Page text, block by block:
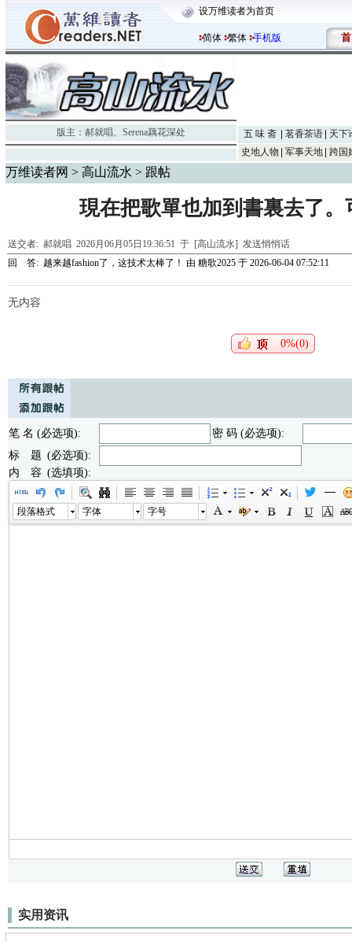
设万维读者为首页
简体 繁体 手机版 首
版主： 郝就唱、 Serena藕花深处 五 味 斋 茗香茶语
天下
史地人物
军事天地 跨国
万维读者网 > 高山流水 > 跟帖
現在把歌單也加到書裏去了。
送交者: 郝就唱 2026月06月05日19:36:51 于 [高山流水] 发送悄悄话
回 答: 越来越fashion了，这技术太棒了！ 由 糖歌2025 于 2026-06-04 07:52:11
无内容
0%(0)
笔 名 (必选项):
密 码 (必选项):
标 题 (必选项):
内 容 (选填项):
段落格式 字体 字号
实用资讯